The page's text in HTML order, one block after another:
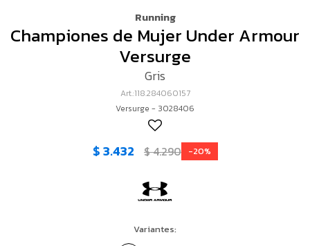
Running
Championes de Mujer Under Armour
Versurge
Gris
118.284060157
Versurge - 3028406
$3.432 $4.290 20
Variantes: